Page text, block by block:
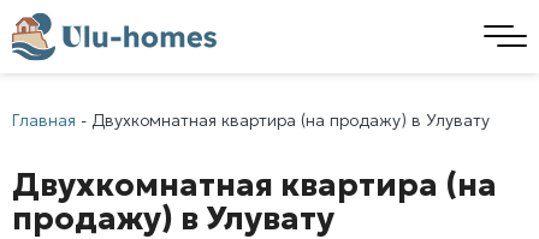
Главная - Двухкомнатная квартира (на продажу) в Улувату
Двухкомнатная квартира (на
продажу) в Улувату